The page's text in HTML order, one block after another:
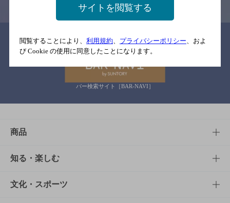
関連リンク
バー検索サイト［BAR-NAVI］
商品
商品TOP
商品一覧
知る・楽しむ
知る・楽しむTOP
文化・スポーツ
サイトを閲覧する
閲覧することにより、 利用規約、 プライバシーポリシー、およ
び Cookie の使用に同意したことになります。